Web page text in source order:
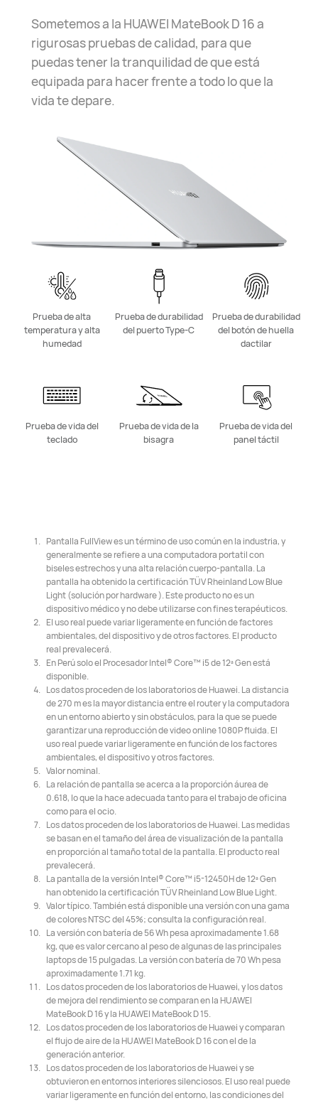
Sometemos a la HUAWEI MateBook D 16 a
rigurosas pruebas de calidad, para que
puedas tener la tranquilidad de que está
equipada para hacer frente a todo lo que la
vida te depare.
Prueba de alta
temperatura y alta
humedad
Prueba de durabilidad
del puerto Type-C
Prueba de durabilidad
del botón de huella
dactilar
Prueba de vida del
teclado
Prueba de vida de la
bisagra
Prueba de vida del
panel táctil
Pantalla FullView es un término de uso común en la industria, y
generalmente se refiere a una computadora portatil con
biseles estrechos y una alta relación cuerpo-pantalla. La
pantalla ha obtenido la certificación TÜV Rheinland Low Blue
Light (solución por hardware ). Este producto no es un
dispositivo médico y no debe utilizarse con fines terapéuticos.
El uso real puede variar ligeramente en función de factores
ambientales, del dispositivo y de otros factores. El producto
real prevalecerá.
En Perú solo el Procesador Intel® Core™ i5 de 12ª Gen está
disponible.
Los datos proceden de los laboratorios de Huawei. La distancia
de 270 m es la mayor distancia entre el router y la computadora
en un entorno abierto y sin obstáculos, para la que se puede
garantizar una reproducción de video online 1080P fluida. El
uso real puede variar ligeramente en función de los factores
ambientales, el dispositivo y otros factores.
Valor nominal.
La relación de pantalla se acerca a la proporción áurea de
0.618, lo que la hace adecuada tanto para el trabajo de oficina
como para el ocio.
Los datos proceden de los laboratorios de Huawei. Las medidas
se basan en el tamaño del área de visualización de la pantalla
en proporción al tamaño total de la pantalla. El producto real
prevalecerá.
La pantalla de la versión Intel® Core™ i5-12450H de 12ª Gen
han obtenido la certificación TÜV Rheinland Low Blue Light.
Valor típico. También está disponible una versión con una gama
de colores NTSC del 45%; consulta la configuración real.
La versión con batería de 56 Wh pesa aproximadamente 1.68
kg, que es valor cercano al peso de algunas de las principales
laptops de 15 pulgadas. La versión con batería de 70 Wh pesa
aproximadamente 1.71 kg.
Los datos proceden de los laboratorios de Huawei, y los datos
de mejora del rendimiento se comparan en la HUAWEI
MateBook D 16 y la HUAWEI MateBook D 15.
Los datos proceden de los laboratorios de Huawei y comparan
el flujo de aire de la HUAWEI MateBook D 16 con el de la
generación anterior.
Los datos proceden de los laboratorios de Huawei y se
obtuvieron en entornos interiores silenciosos. El uso real puede
variar ligeramente en función del entorno, las condiciones del